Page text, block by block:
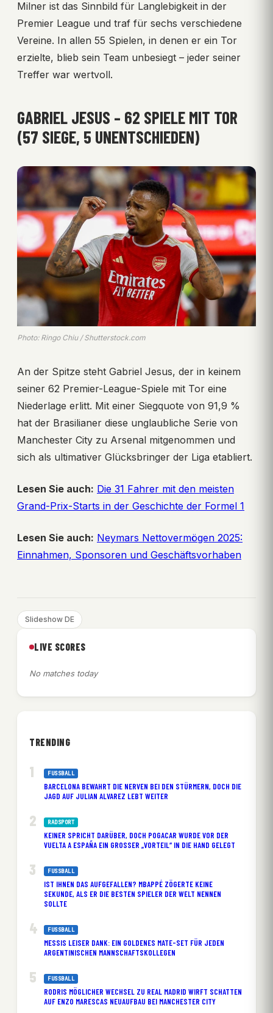
Milner ist das Sinnbild für Langlebigkeit in der
Premier League und traf für sechs verschiedene
Vereine. In allen 55 Spielen, in denen er ein Tor
erzielte, blieb sein Team unbesiegt – jeder seiner
Treffer war wertvoll.
GABRIEL JESUS – 62 SPIELE MIT TOR
(57 SIEGE, 5 UNENTSCHIEDEN)
Photo: Ringo Chiu / Shutterstock.com
An der Spitze steht Gabriel Jesus, der in keinem
seiner 62 Premier-League-Spiele mit Tor eine
Niederlage erlitt. Mit einer Siegquote von 91,9 %
hat der Brasilianer diese unglaubliche Serie von
Manchester City zu Arsenal mitgenommen und
sich als ultimativer Glücksbringer der Liga etabliert.
Lesen Sie auch: Die 31 Fahrer mit den meisten
Grand-Prix-Starts in der Geschichte der Formel 1
Lesen Sie auch: Neymars Nettovermögen 2025:
Einnahmen, Sponsoren und Geschäftsvorhaben
Slideshow DE
LIVE SCORES
No matches today
TRENDING
FUSSBALL
BARCELONA BEWAHRT DIE NERVEN BEI DEN STÜRMERN, DOCH DIE
JAGD AUF JULIAN ALVAREZ LEBT WEITER
RADSPORT
KEINER SPRICHT DARÜBER, DOCH POGACAR WURDE VOR DER
VUELTA A ESPAÑA EIN GROSSER „VORTEIL“ IN DIE HAND GELEGT
FUSSBALL
IST IHNEN DAS AUFGEFALLEN? MBAPPÉ ZÖGERTE KEINE
SEKUNDE, ALS ER DIE BESTEN SPIELER DER WELT NENNEN
SOLLTE
FUSSBALL
MESSIS LEISER DANK: EIN GOLDENES MATE-SET FÜR JEDEN
ARGENTINISCHEN MANNSCHAFTSKOLLEGEN
FUSSBALL
RODRIS MÖGLICHER WECHSEL ZU REAL MADRID WIRFT SCHATTEN
AUF ENZO MARESCAS NEUAUFBAU BEI MANCHESTER CITY